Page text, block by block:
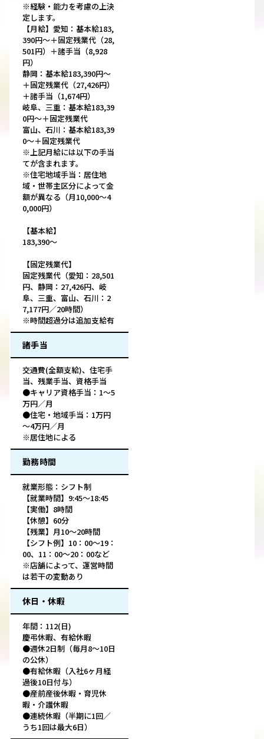
※経験・能力を考慮の上決
定します。
【月給】愛知：基本給183,
390円～＋固定残業代（28,
501円）＋諸手当（8,928
円）
静岡：基本給183,390円～
＋固定残業代（27,426円）
＋諸手当（1,674円）
岐阜、三重：基本給183,39
0円～＋固定残業代
富山、石川：基本給183,39
0～＋固定残業代
※上記月給には以下の手当
てが含まれます。
※住宅地域手当：居住地
域・世帯主区分によって金
額が異なる（月10,000～4
0,000円）
【基本給】
183,390～
【固定残業代】
固定残業代（愛知：28,501
円、静岡：27,426円、岐
阜、三重、富山、石川：2
7,177円／20時間）
※時間超過分は追加支給有
諸手当
交通費(全額支給)、住宅手
当、残業手当、資格手当
●キャリア資格手当：1～5
万円／月
●住宅・地域手当：1万円
～4万円／月
※居住地による
勤務時間
就業形態：シフト制
【就業時間】9:45〜18:45
【実働】8時間
【休憩】60分
【残業】月10～20時間
【シフト例】10：00～19：
00、11：00～20：00など
※店舗によって、運営時間
は若干の変動あり
休日・休暇
年間：112(日)
慶弔休暇、有給休暇
●週休2日制（毎月8～10日
の公休）
●有給休暇（入社6ヶ月経
過後10日付与）
●産前産後休暇・育児休
暇・介護休暇
●連続休暇（半期に1回／
うち1回は最大6日）